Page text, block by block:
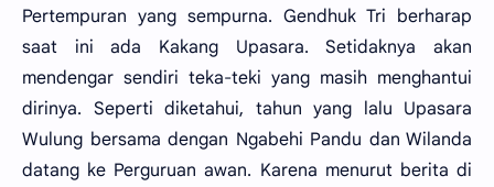
Pertempuran yang sempurna. Gendhuk Tri berharap
saat ini ada Kakang Upasara. Setidaknya akan
mendengar sendiri teka-teki yang masih menghantui
dirinya. Seperti diketahui, tahun yang lalu Upasara
Wulung bersama dengan Ngabehi Pandu dan Wilanda
datang ke Perguruan awan. Karena menurut berita di